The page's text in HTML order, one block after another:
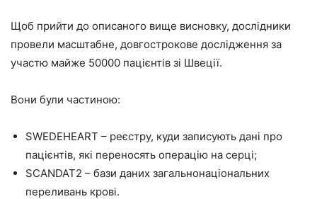
Щоб прийти до описаного вище висновку, дослідники
провели масштабне, довгострокове дослідження за
участю майже 50000 пацієнтів зі Швеції.
Вони були частиною:
SWEDEHEART – реєстру, куди записують дані про
пацієнтів, які переносять операцію на серці;
SCANDAT2 – бази даних загальнонаціональних
переливань крові.